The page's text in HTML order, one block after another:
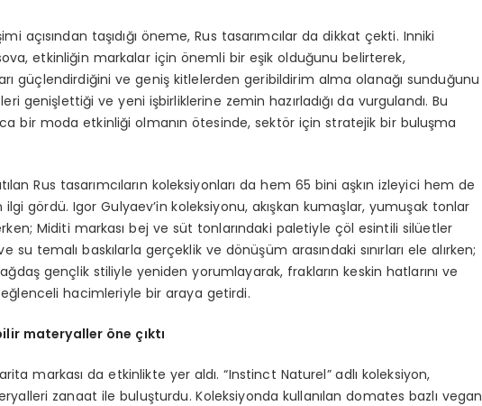
açısından taşıdığı öneme, Rus tasarımcılar da dikkat çekti. Inniki
etkinliğin markalar için önemli bir eşik olduğunu belirterek,
güçlendirdiğini ve geniş kitlelerden geribildirim alma olanağı sunduğunu
genişlettiği ve yeni işbirliklerine zemin hazırladığı da vurgulandı. Bu
bir moda etkinliği olmanın ötesinde, sektör için stratejik bir buluşma
Rus tasarımcıların koleksiyonları da hem 65 bini aşkın izleyici hem de
gördü. Igor Gulyaev’in koleksiyonu, akışkan kumaşlar, yumuşak tonlar
Miditi markası bej ve süt tonlarındaki paletiyle çöl esintili silüetler
su temalı baskılarla gerçeklik ve dönüşüm arasındaki sınırları ele alırken;
gençlik stiliyle yeniden yorumlayarak, frakların keskin hatlarını ve
hacimleriyle bir araya getirdi.
materyaller öne çıktı
markası da etkinlikte yer aldı. “Instinct Naturel” adlı koleksiyon,
zanaat ile buluşturdu. Koleksiyonda kullanılan domates bazlı vegan